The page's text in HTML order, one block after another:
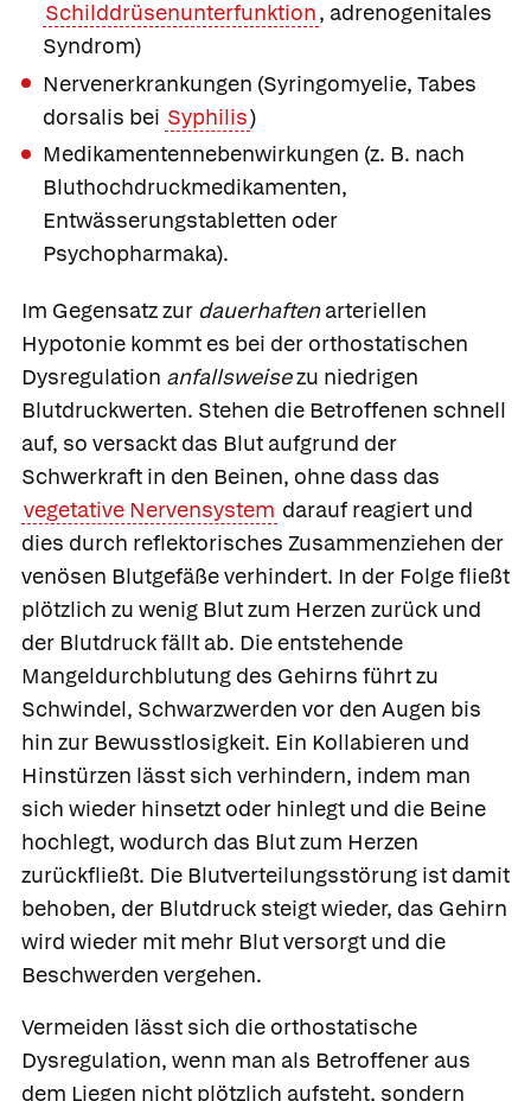
Schilddrüsenunterfunktion, adrenogenitales
Syndrom)
Nervenerkrankungen (Syringomyelie, Tabes
dorsalis bei Syphilis)
Medikamentennebenwirkungen (z. B. nach
Bluthochdruckmedikamenten,
Entwässerungstabletten oder
Psychopharmaka).
Im Gegensatz zur dauerhaftenarteriellen
Hypotonie kommt es bei der orthostatischen
Dysregulation anfallsweisezu niedrigen
Blutdruckwerten. Stehen die Betroffenen schnell
auf, so versackt das Blut aufgrund der
Schwerkraft in den Beinen, ohne dass das
vegetative Nervensystem darauf reagiert und
dies durch reflektorisches Zusammenziehen der
venösen Blutgefäße verhindert. In der Folge fließt
plötzlich zu wenig Blut zum Herzen zurück und
der Blutdruck fällt ab. Die entstehende
Mangeldurchblutung des Gehirns führt zu
Schwindel, Schwarzwerden vor den Augen bis
hin zur Bewusstlosigkeit. Ein Kollabieren und
Hinstürzen lässt sich verhindern, indem man
sich wieder hinsetzt oder hinlegt und die Beine
hochlegt, wodurch das Blut zum Herzen
zurückfließt. Die Blutverteilungsstörung ist damit
behoben, der Blutdruck steigt wieder, das Gehirn
wird wieder mit mehr Blut versorgt und die
Beschwerden vergehen.
Vermeiden lässt sich die orthostatische
Dysregulation, wenn man als Betroffener aus
dem Liegen nicht plötzlich aufsteht, sondern